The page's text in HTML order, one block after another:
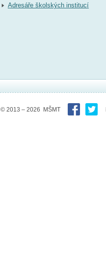
Adresáře školských institucí
© 2013 – 2026 MŠMT